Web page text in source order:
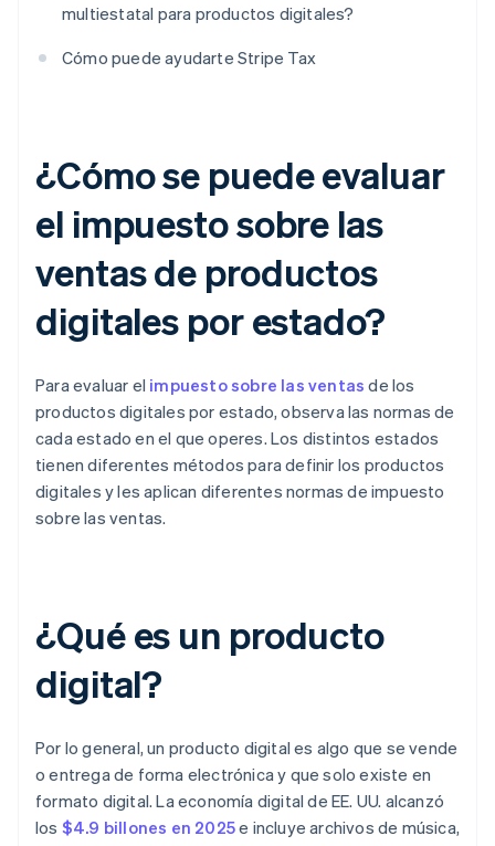
multiestatal para productos digitales?
Cómo puede ayudarte Stripe Tax
¿Cómo se puede evaluar
el impuesto sobre las
ventas de productos
digitales por estado?
Para evaluar el impuesto sobre las ventas de los
productos digitales por estado, observa las normas de
cada estado en el que operes. Los distintos estados
tienen diferentes métodos para definir los productos
digitales y les aplican diferentes normas de impuesto
sobre las ventas.
¿Qué es un producto
digital?
Por lo general, un producto digital es algo que se vende
o entrega de forma electrónica y que solo existe en
formato digital. La economía digital de EE. UU. alcanzó
los $4.9 billones en 2025e incluye archivos de música,